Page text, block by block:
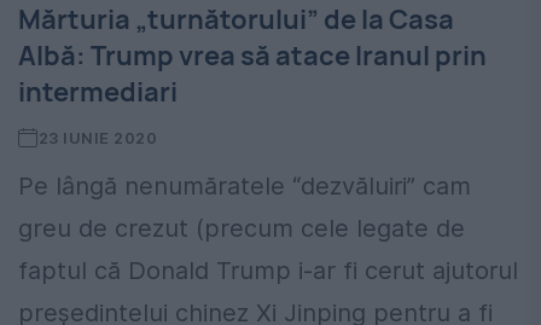
Mărturia „turnătorului” de la Casa
Albă: Trump vrea să atace Iranul prin
intermediari
23 IUNIE 2020
Pe lângă nenumăratele “dezvăluiri” cam
greu de crezut (precum cele legate de
faptul că Donald Trump i-ar fi cerut ajutorul
președintelui chinez Xi Jinping pentru a fi